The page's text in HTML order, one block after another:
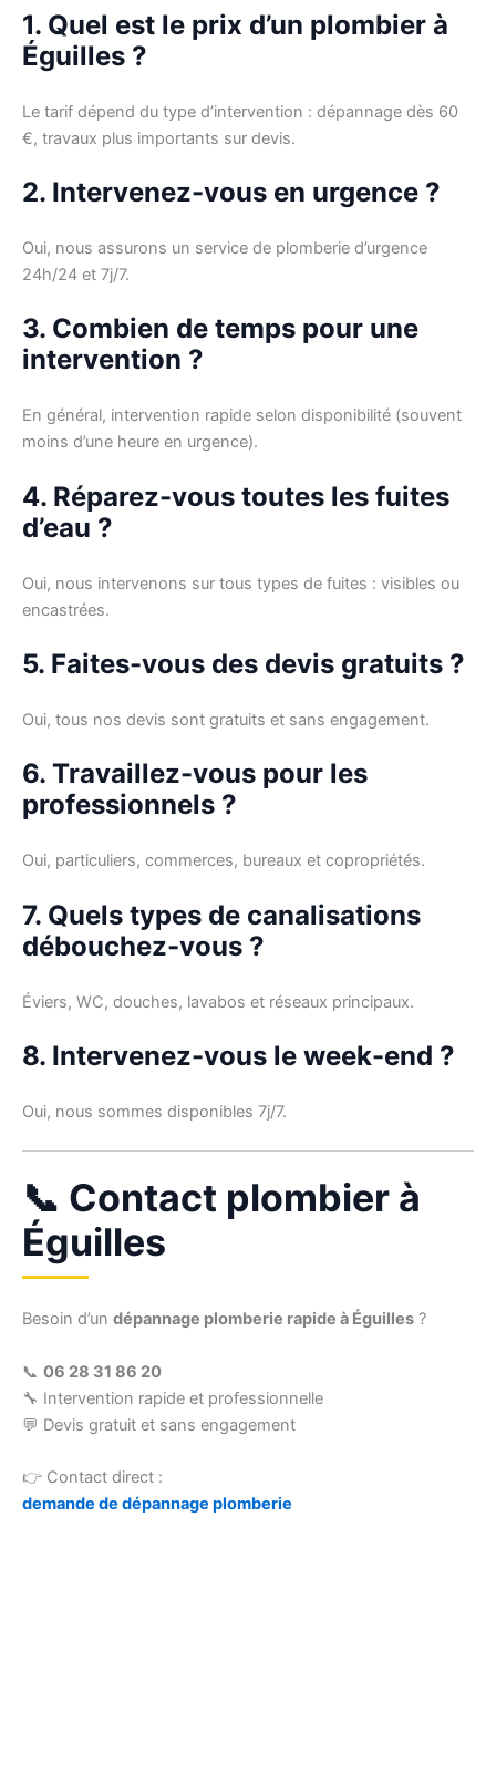
1. Quel est le prix d’un plombier à
Éguilles ?
Le tarif dépend du type d’intervention : dépannage dès 60
€, travaux plus importants sur devis.
2. Intervenez-vous en urgence ?
Oui, nous assurons un service de plomberie d’urgence
24h/24 et 7j/7.
3. Combien de temps pour une
intervention ?
En général, intervention rapide selon disponibilité (souvent
moins d’une heure en urgence).
4. Réparez-vous toutes les fuites
d’eau ?
Oui, nous intervenons sur tous types de fuites : visibles ou
encastrées.
5. Faites-vous des devis gratuits ?
Oui, tous nos devis sont gratuits et sans engagement.
6. Travaillez-vous pour les
professionnels ?
Oui, particuliers, commerces, bureaux et copropriétés.
7. Quels types de canalisations
débouchez-vous ?
Éviers, WC, douches, lavabos et réseaux principaux.
8. Intervenez-vous le week-end ?
Oui, nous sommes disponibles 7j/7.
📞 Contact plombier à
Éguilles
Besoin d’un dépannage plomberie rapide à Éguilles ?
📞 06 28 31 86 20
🔧 Intervention rapide et professionnelle
💬 Devis gratuit et sans engagement
👉 Contact direct :
demande de dépannage plomberie